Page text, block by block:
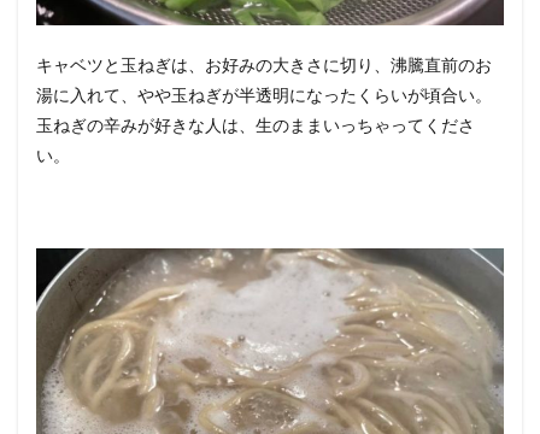
キャベツと玉ねぎは、お好みの大きさに切り、沸騰直前のお
湯に入れて、やや玉ねぎが半透明になったくらいが頃合い。
玉ねぎの辛みが好きな人は、生のままいっちゃってくださ
い。